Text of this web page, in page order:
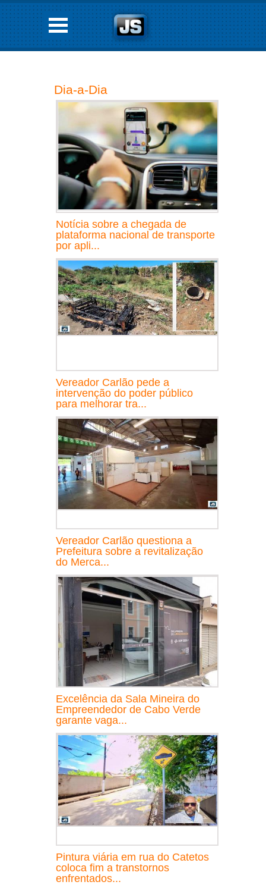
Dia-a-Dia
Notícia sobre a chegada de
plataforma nacional de transporte
por apli...
Vereador Carlão pede a
intervenção do poder público
para melhorar tra...
Vereador Carlão questiona a
Prefeitura sobre a revitalização
do Merca...
Excelência da Sala Mineira do
Empreendedor de Cabo Verde
garante vaga...
Pintura viária em rua do Catetos
coloca fim a transtornos
enfrentados...